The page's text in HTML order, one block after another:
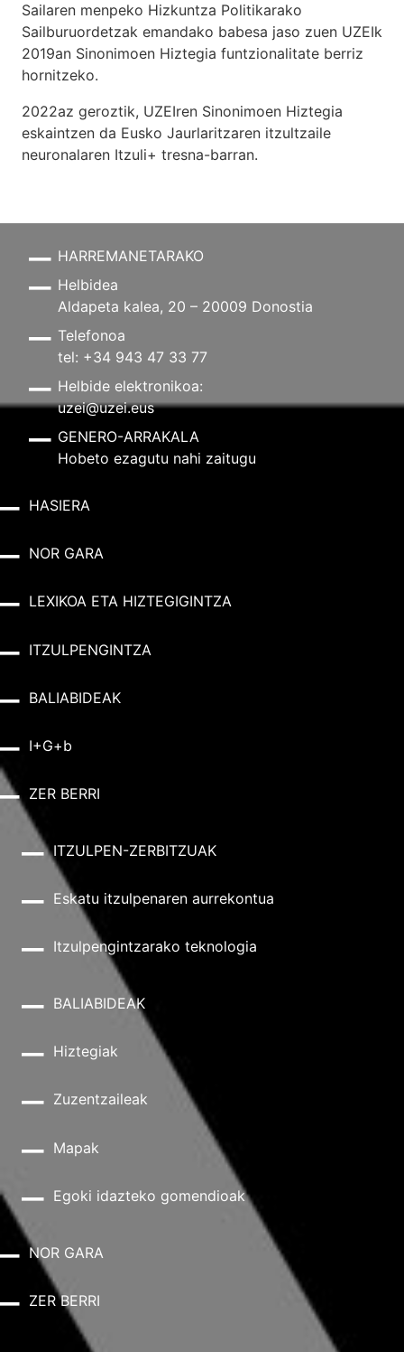
Sailaren menpeko Hizkuntza Politikarako
Sailburuordetzak emandako babesa jaso zuen UZEIk
2019an Sinonimoen Hiztegia funtzionalitate berriz
hornitzeko.
2022az geroztik, UZEIren Sinonimoen Hiztegia
eskaintzen da Eusko Jaurlaritzaren itzultzaile
neuronalaren Itzuli+ tresna-barran.
HARREMANETARAKO
Helbidea
Aldapeta kalea, 20 – 20009 Donostia
Telefonoa
tel: +34 943 47 33 77
Helbide elektronikoa:
uzei@uzei.eus
GENERO-ARRAKALA
Hobeto ezagutu nahi zaitugu
HASIERA
NOR GARA
LEXIKOA ETA HIZTEGIGINTZA
ITZULPENGINTZA
BALIABIDEAK
I+G+b
ZER BERRI
ITZULPEN-ZERBITZUAK
Eskatu itzulpenaren aurrekontua
Itzulpengintzarako teknologia
BALIABIDEAK
Hiztegiak
Zuzentzaileak
Mapak
Egoki idazteko gomendioak
NOR GARA
ZER BERRI